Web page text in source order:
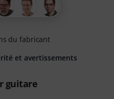
guitare
du fabricant
et avertissements